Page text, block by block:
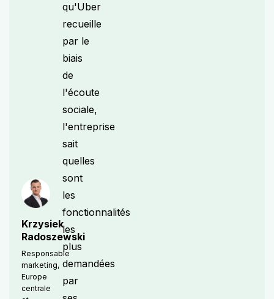
Krzysiek
Radoszewski
Responsable
marketing,
Europe
centrale
qu'Uber
recueille
par le
biais
de
l'écoute
sociale,
l'entreprise
sait
quelles
sont
les
fonctionnalités
les
plus
demandées
par